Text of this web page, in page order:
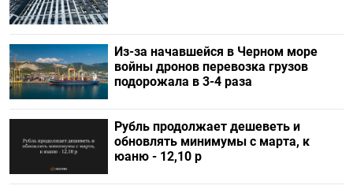
Из-за начавшейся в Черном море
войны дронов перевозка грузов
подорожала в 3-4 раза
Рубль продолжает дешеветь и
обновлять минимумы с марта, к
юаню - 12,10 р